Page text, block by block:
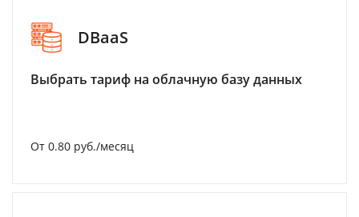
DBaaS
Выбрать тариф на облачную базу данных
От 0.80 руб./месяц